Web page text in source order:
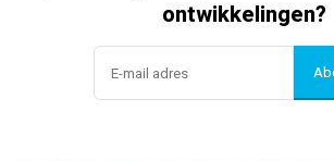
ontwikkelingen?